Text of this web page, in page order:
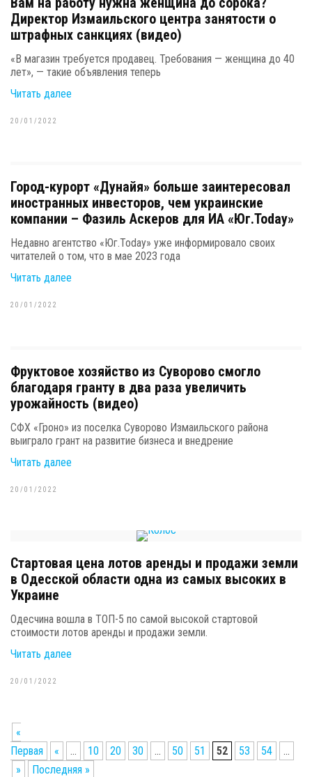
Директор Измаильского центра занятости о
штрафных санкциях (видео)
«В магазин требуется продавец. Требования — женщина до 40
лет», — такие объявления теперь
Читать далее
20/01/2022
Город-курорт «Дунайя» больше заинтересовал
иностранных инвесторов, чем украинские
компании – Фазиль Аскеров для ИА «Юг.Today»
Недавно агентство «Юг.Today» уже информировало своих
читателей о том, что в мае 2023 года
Читать далее
20/01/2022
Фруктовое хозяйство из Суворово смогло
благодаря гранту в два раза увеличить
урожайность (видео)
СФХ «Гроно» из поселка Суворово Измаильского района
выиграло грант на развитие бизнеса и внедрение
Читать далее
20/01/2022
Стартовая цена лотов аренды и продажи земли
в Одесской области одна из самых высоких в
Украине
Одесчина вошла в ТОП-5 по самой высокой стартовой
стоимости лотов аренды и продажи земли.
Читать далее
20/01/2022
«
Первая
« ... 10 20 30 ... 50 51 52 53 54
...
»
Последняя »